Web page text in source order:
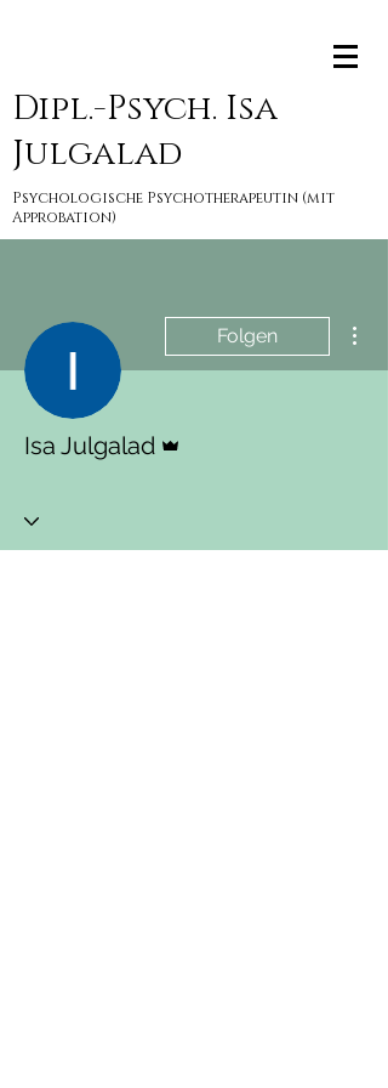
Dipl.-Psych. Isa
Julgalad
Psychologische Psychotherapeutin (mit
Approbation)
Folgen
Isa Julgalad